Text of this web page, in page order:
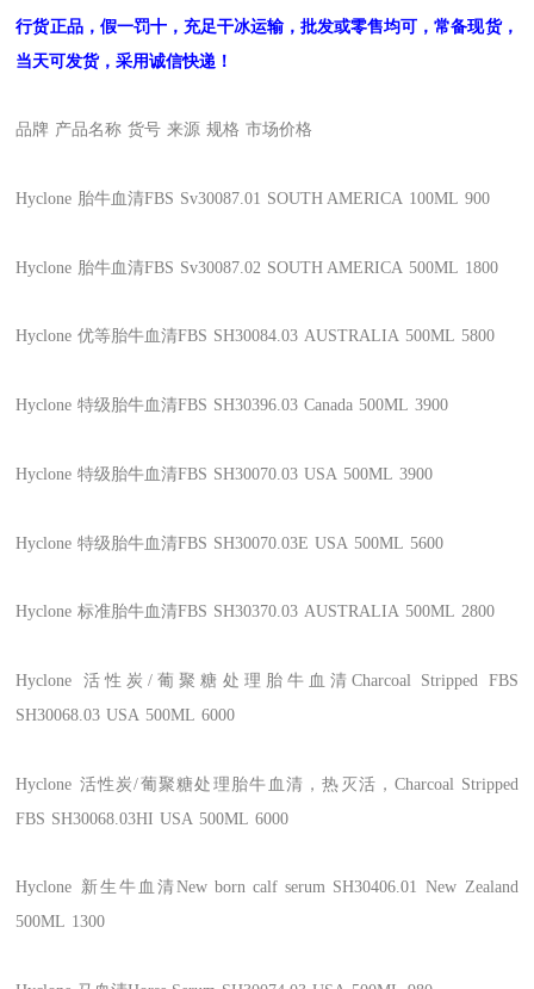
行货正品，假一罚十，充足干冰运输，批发或零售均可，常备现货，
当天可发货，采用诚信快递！
品牌 产品名称 货号 来源 规格 市场价格
Hyclone 胎牛血清FBS Sv30087.01 SOUTH AMERICA 100ML 900
Hyclone 胎牛血清FBS Sv30087.02 SOUTH AMERICA 500ML 1800
Hyclone 优等胎牛血清FBS SH30084.03 AUSTRALIA 500ML 5800
Hyclone 特级胎牛血清FBS SH30396.03 Canada 500ML 3900
Hyclone 特级胎牛血清FBS SH30070.03 USA 500ML 3900
Hyclone 特级胎牛血清FBS SH30070.03E USA 500ML 5600
Hyclone 标准胎牛血清FBS SH30370.03 AUSTRALIA 500ML 2800
Hyclone
活性炭/葡聚糖处理胎牛血清Charcoal Stripped FBS
SH30068.03 USA 500ML 6000
Hyclone 活性炭/葡聚糖处理胎牛血清，热灭活，Charcoal Stripped
FBS SH30068.03HI USA 500ML 6000
Hyclone 新生牛血清New born calf serum SH30406.01 New Zealand
500ML 1300